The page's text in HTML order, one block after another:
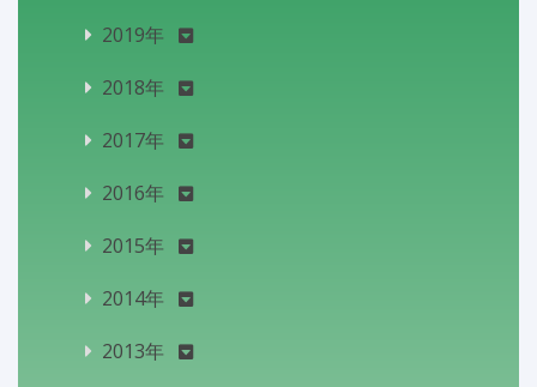
2019年
2018年
2017年
2016年
2015年
2014年
2013年